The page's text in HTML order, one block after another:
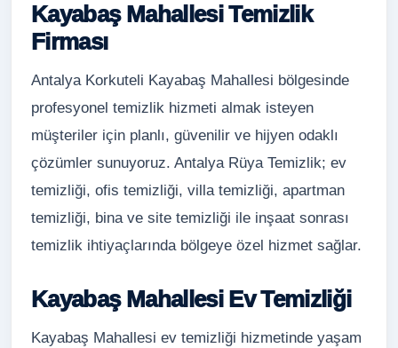
Kayabaş Mahallesi Temizlik
Firması
Antalya Korkuteli Kayabaş Mahallesi bölgesinde
profesyonel temizlik hizmeti almak isteyen
müşteriler için planlı, güvenilir ve hijyen odaklı
çözümler sunuyoruz. Antalya Rüya Temizlik; ev
temizliği, ofis temizliği, villa temizliği, apartman
temizliği, bina ve site temizliği ile inşaat sonrası
temizlik ihtiyaçlarında bölgeye özel hizmet sağlar.
Kayabaş Mahallesi Ev Temizliği
Kayabaş Mahallesi ev temizliği hizmetinde yaşam